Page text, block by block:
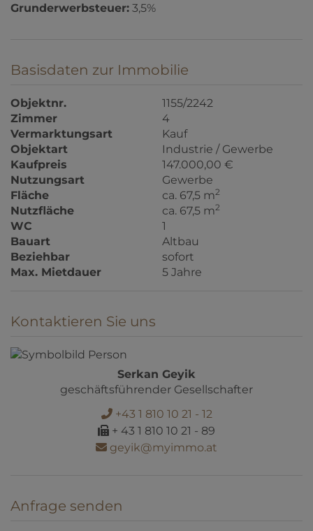
Grunderwerbsteuer: 3,5%
Basisdaten zur Immobilie
Objektnr.
1155/2242
Zimmer
4
Vermarktungsart
Kauf
Objektart
Industrie / Gewerbe
Kaufpreis
147.000,00 €
Nutzungsart
Gewerbe
Fläche
ca. 67,5 m2
Nutzfläche ca. 67,5 m2
WC
1
Bauart
Altbau
Beziehbar
sofort
Max. Mietdauer
5 Jahre
Kontaktieren Sie uns
Serkan Geyik
geschäftsführender Gesellschafter
+43 1 810 10 21 - 12
+ 43 1 810 10 21 - 89
geyik@myimmo.at
Anfrage senden